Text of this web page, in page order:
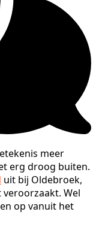
meer
erg droog buiten.
uit bij Oldebroek,
Wel
op vanuit het